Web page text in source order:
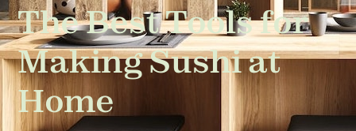
The Best Tools for
Making Sushi at
Home